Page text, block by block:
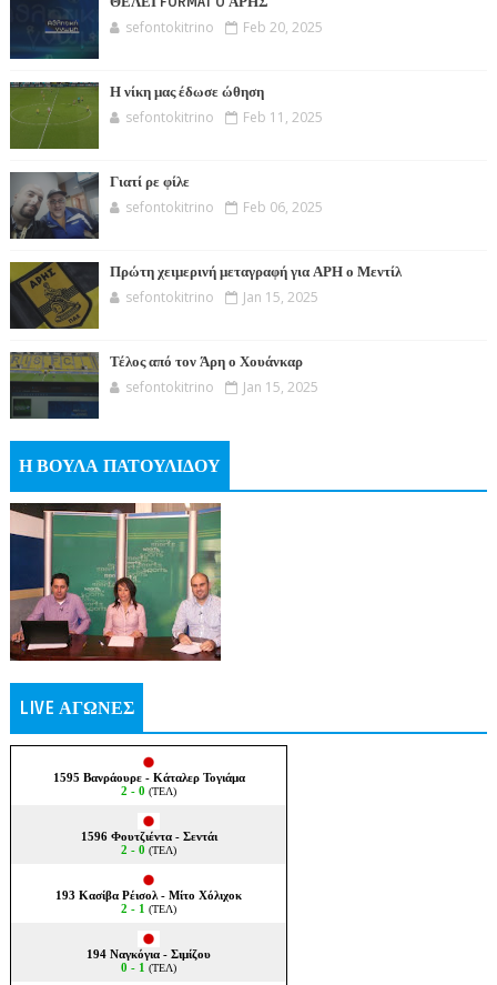
sefontokitrino Feb 20, 2025
Η νίκη μας έδωσε ώθηση
sefontokitrino Feb 11, 2025
Γιατί ρε φίλε
sefontokitrino Feb 06, 2025
Πρώτη χειμερινή μεταγραφή για ΑΡΗ ο Μεντίλ
sefontokitrino Jan 15, 2025
Τέλος από τον Άρη ο Χουάνκαρ
sefontokitrino Jan 15, 2025
Η ΒΟΥΛΑ ΠΑΤΟΥΛΙΔΟΥ
LIVE ΑΓΩΝΕΣ